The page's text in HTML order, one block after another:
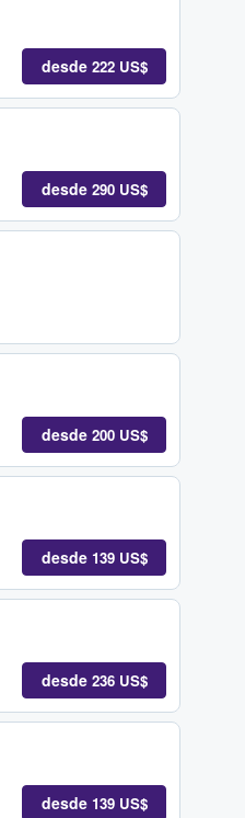
desde 222 US$
desde 290 US$
desde 200 US$
desde 139 US$
desde 236 US$
desde 139 US$